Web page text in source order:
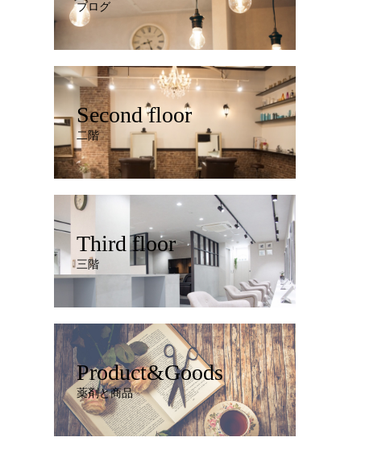
ブログ
Second floor
二階
Third floor
三階
Product&Goods
薬剤と商品